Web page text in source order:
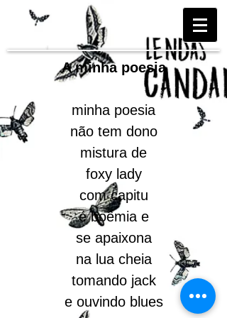
A minha poesia
minha poesia
não tem dono
mistura de
foxy lady
com capitu
é boêmia e
se apaixona
na lua cheia
tomando jack
e ouvindo blues